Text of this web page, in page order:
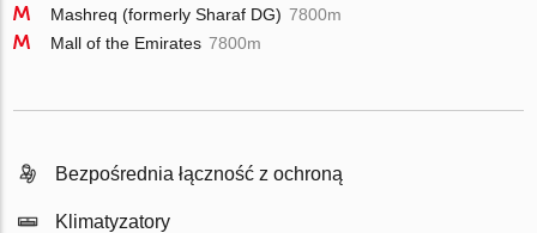
Mashreq (formerly Sharaf DG) 7800m
Mall of the Emirates 7800m
Bezpośrednia łączność z ochroną
Klimatyzatory